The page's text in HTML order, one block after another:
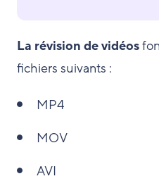
La révision de vidéos
fichiers suivants :
MP4
MOV
AVI